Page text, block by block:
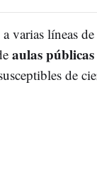
varias líneas
aulas públicas
de